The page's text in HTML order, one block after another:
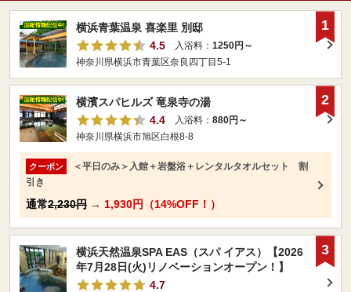
横浜青葉温泉 喜楽里 別邸
4.5
入浴料： 1250円～
神奈川県横浜市青葉区奈良四丁目5-1
1
横濱スパヒルズ 竜泉寺の湯
4.4
入浴料： 880円～
神奈川県横浜市旭区白根8-8
クーポン
＜平日のみ＞入館＋岩盤浴＋レンタルタオルセット 割
引き
通常2,230円 → 1,930円（14%OFF！）
2
横浜天然温泉SPA EAS（スパ イアス）【2026
年7月28日(火)リノベーションオープン！】
4.7
3